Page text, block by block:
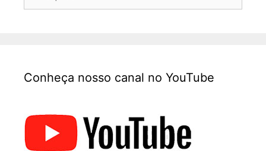
Conheça nosso canal no YouTube